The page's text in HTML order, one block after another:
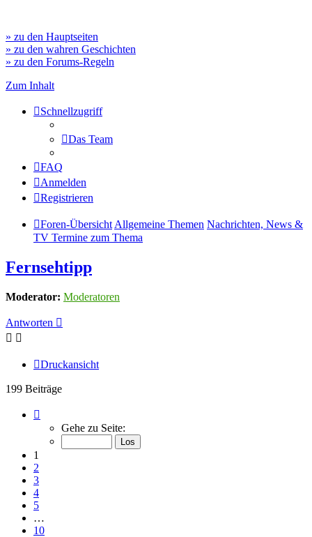
» zu den Hauptseiten
» zu den wahren Geschichten
» zu den Forums-Regeln
Zum Inhalt
Schnellzugriff
Das Team
FAQ
Anmelden
Registrieren
Foren-Übersicht Allgemeine Themen Nachrichten, News &
TV Termine zum Thema
Fernsehtipp
Moderator: Moderatoren
Antworten
Druckansicht
199 Beiträge
von
Gehe zu Seite:
1
2
3
4
5
…
10